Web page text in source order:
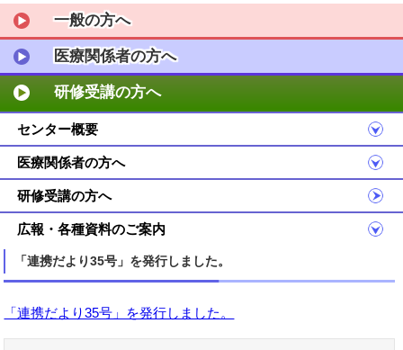
一般の方へ
医療関係者の方へ
研修受講の方へ
センター概要
医療関係者の方へ
研修受講の方へ
広報・各種資料のご案内
「連携だより35号」を発行しました。
「連携だより35号」を発行しました。